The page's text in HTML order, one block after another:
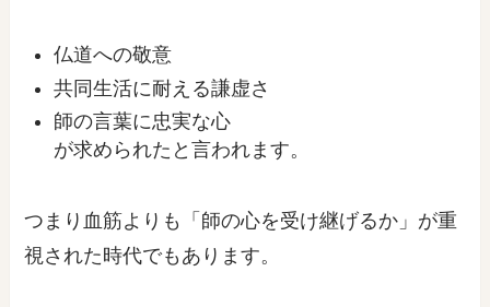
仏道への敬意
共同生活に耐える謙虚さ
師の言葉に忠実な心
が求められたと言われます。
つまり血筋よりも「師の心を受け継げるか」が重
視された時代でもあります。